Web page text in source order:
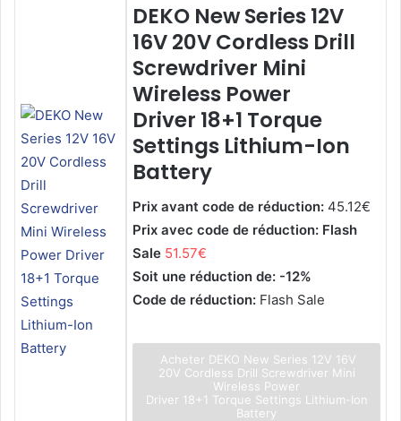
DEKO New Series 12V
16V 20V Cordless Drill
Screwdriver Mini
Wireless Power
Driver 18+1 Torque
Settings Lithium-Ion
Battery
Prix avant code de réduction: 45.12€
Prix avec code de réduction: Flash
Sale 51.57€
Soit une réduction de: -12%
Code de réduction: Flash Sale
Acheter DEKO New Series 12V 16V
20V Cordless Drill Screwdriver Mini
Wireless Power
Driver 18+1 Torque Settings Lithium-Ion
Battery